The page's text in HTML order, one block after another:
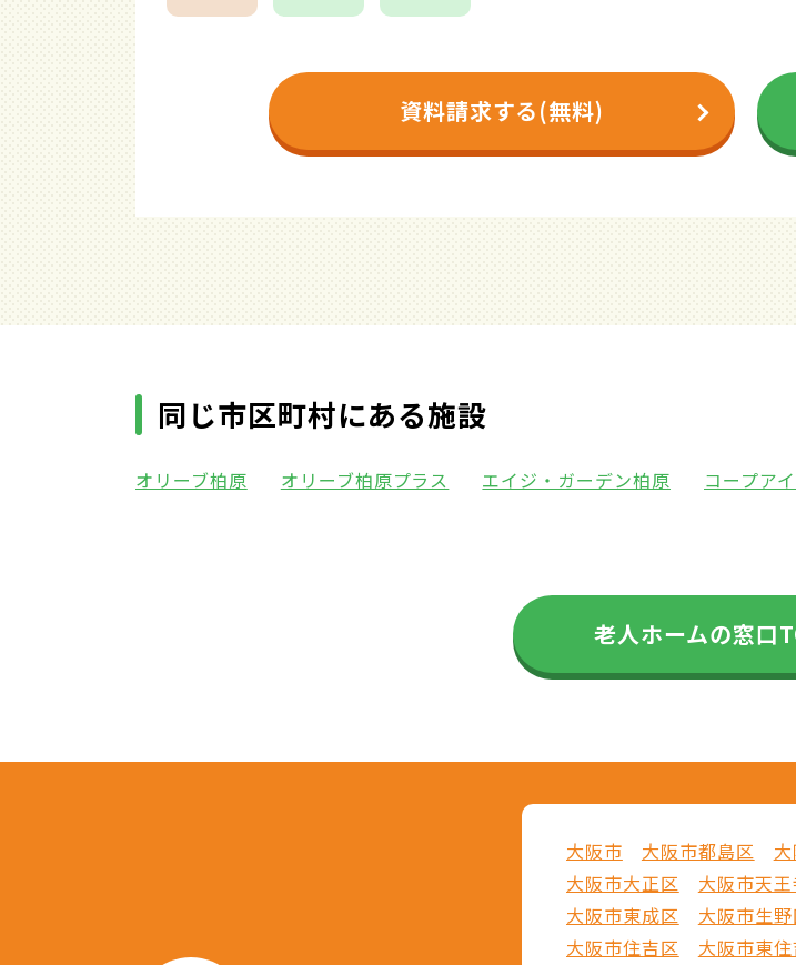
資料請求する(無料)
同じ市区町村にある施設
オリーブ柏原 オリーブ柏原プラス エイジ・ガーデン柏原 コープア
老人ホームの窓口
大阪市 大阪市都島区
大阪市大正区
大阪市天
大阪市東成区
大阪市生
大阪市住吉区
大阪市東